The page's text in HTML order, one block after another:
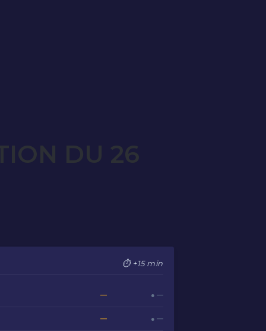
DU 26
⏱ +15 min
— ● —
— ● —